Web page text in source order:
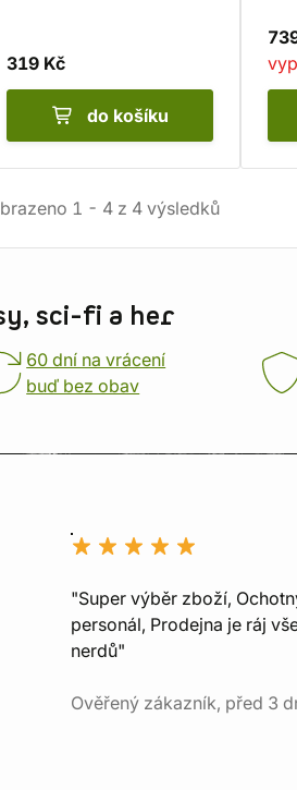
319 Kč
do košíku
1 - 4 z 4 výsledků
sci-fi a her
60 dní na vrácení
buď bez obav
"Super výběr zboží,
personál, Prodejna je ráj
nerdů"
Ověřený zákazník, před 3